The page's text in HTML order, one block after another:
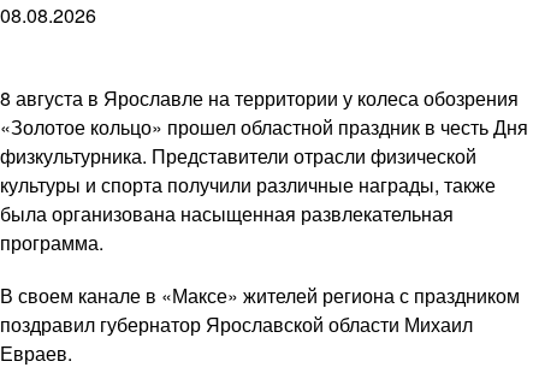
08.08.2026
8 августа в Ярославле на территории у колеса обозрения
«Золотое кольцо» прошел областной праздник в честь Дня
физкультурника. Представители отрасли физической
культуры и спорта получили различные награды, также
была организована насыщенная развлекательная
программа.
В своем канале в «Максе» жителей региона с праздником
поздравил губернатор Ярославской области Михаил
Евраев.